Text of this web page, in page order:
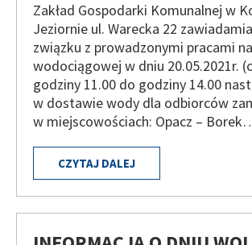
Zakład Gospodarki Komunalnej w
Jeziornie ul. Warecka 22
związku z prowadzonymi pracami
wodociągowej w dniu 20.05.2021r.
godziny 11.00 do godziny 14.00
w dostawie wody dla odbiorców
w miejscowościach: Opacz –
CZYTAJ DALEJ